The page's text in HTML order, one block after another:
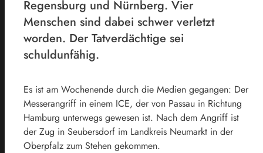
Regensburg und Nürnberg. Vier
Menschen sind dabei schwer verletzt
worden. Der Tatverdächtige sei
schuldunfähig.
Es ist am Wochenende durch die Medien gegangen: Der
Messerangriff in einem ICE, der von Passau in Richtung
Hamburg unterwegs gewesen ist. Nach dem Angriff ist
der Zug in Seubersdorf im Landkreis Neumarkt in der
Oberpfalz zum Stehen gekommen.